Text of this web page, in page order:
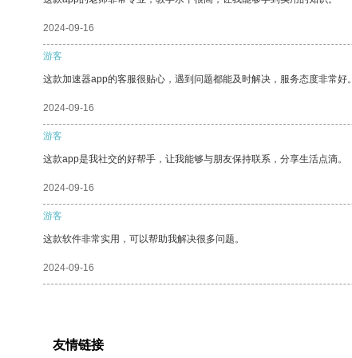
2024-09-16
游客
这款加速器app的客服很贴心，遇到问题都能及时解决，服务态度非常好。
2024-09-16
游客
这款app是我社交的好帮手，让我能够与朋友保持联系，分享生活点滴。
2024-09-16
游客
这款软件非常实用，可以帮助我解决很多问题。
2024-09-16
友情链接